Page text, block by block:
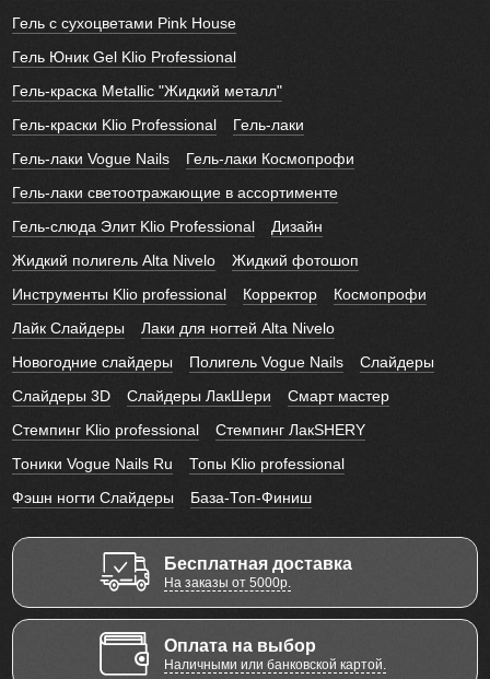
Гель с сухоцветами Pink House
Гель Юник Gel Klio Professional
Гель-краска Metallic "Жидкий металл"
Гель-краски Klio Professional
Гель-лаки
Гель-лаки Vogue Nails
Гель-лаки Космопрофи
Гель-лаки светоотражающие в ассортименте
Гель-слюда Элит Klio Professional
Дизайн
Жидкий полигель Alta Nivelo
Жидкий фотошоп
Инструменты Klio professional
Корректор
Космопрофи
Лайк Слайдеры
Лаки для ногтей Alta Nivelo
Новогодние слайдеры
Полигель Vogue Nails
Слайдеры
Слайдеры 3D
Слайдеры ЛакШери
Смарт мастер
Стемпинг Klio professional
Стемпинг ЛакSHERY
Тоники Vogue Nails Ru
Топы Klio professional
Фэшн ногти Слайдеры
База-Топ-Финиш
Бесплатная доставка
На заказы от 5000р.
Оплата на выбор
Наличными или банковской картой.